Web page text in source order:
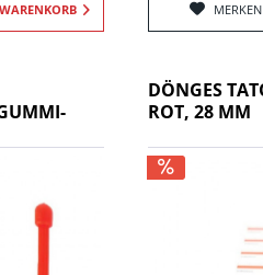
WARENKORB MERKEN
DÖNGES
ROT, 28 MM